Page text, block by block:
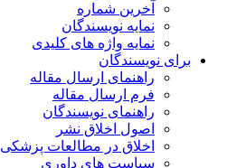
آخرین شماره
نمایه نویسندگان
نمایه واژه های کلیدی
برای نویسندگان
راهنمای ارسال مقاله
فرم ارسال مقاله
راهنمای نویسندگان
اصول اخلاق نشر
اخلاق در مطالعات پزشکی
سیاست های داوری